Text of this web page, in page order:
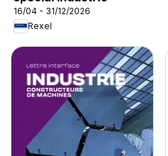
16/04 - 31/12/2026
Rexel